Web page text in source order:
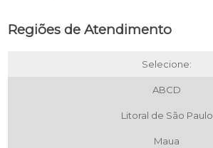
Regiões de Atendimento
Selecione:
ABCD
Litoral de São Paulo
Maua